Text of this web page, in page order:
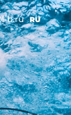
b.ru RU